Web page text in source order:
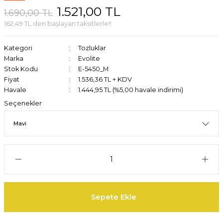
1.690,00 TL 1.521,00 TL
162,49 TL den başlayan taksitlerle!!
Kategori
Tozluklar
Marka
Evolite
Stok Kodu
E-5450_M
Fiyat
1.536,36 TL + KDV
Havale
1.444,95 TL (%5,00 havale indirimi)
Seçenekler
Sepete Ekle